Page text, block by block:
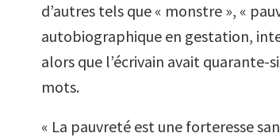
d’autres tels que « monstre », «
autobiographique en gestation,
alors que l’écrivain avait quarante-
mots.
« La pauvreté est une forteresse